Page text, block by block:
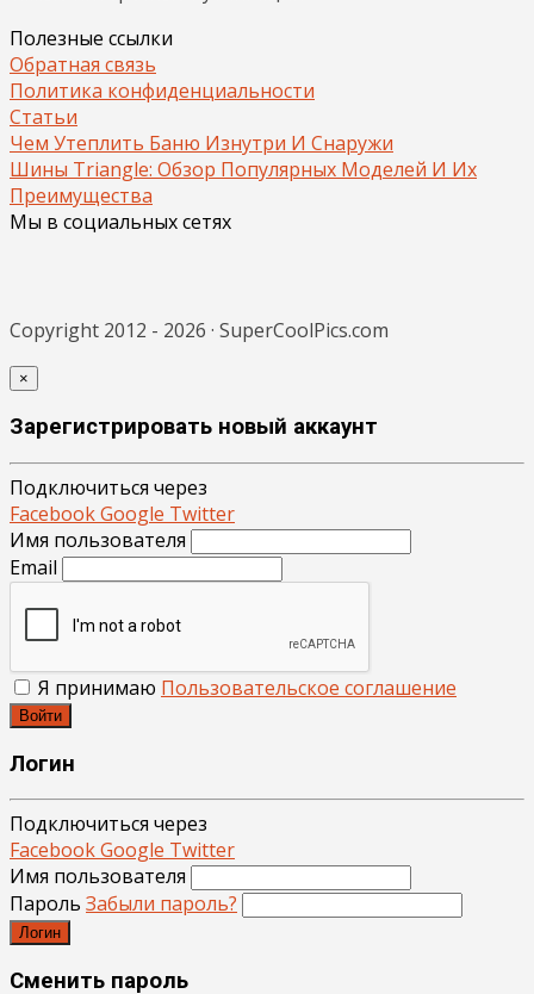
Полезные ссылки
Обратная связь
Политика конфиденциальности
Статьи
Чем Утеплить Баню Изнутри И Снаружи
Шины Triangle: Обзор Популярных Моделей И Их
Преимущества
Мы в социальных сетях
Copyright 2012 - 2026 · SuperCoolPics.com
×
Зарегистрировать новый аккаунт
Подключиться через
FacebookGoogle Twitter
Имя пользователя
Email
Я принимаю Пользовательское соглашение
Войти
Логин
Подключиться через
FacebookGoogle Twitter
Имя пользователя
Пароль Забыли пароль?
Логин
Сменить пароль